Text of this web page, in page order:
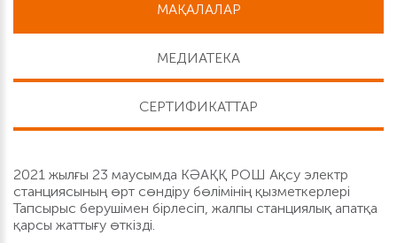
МАҚАЛАЛАР
МЕДИАТЕКА
СЕРТИФИКАТТАР
2021 жылғы 23 маусымда КӘАҚҚ РОШ Ақсу электр
станциясының өрт сөндіру бөлімінің қызметкерлері
Тапсырыс берушімен бірлесіп, жалпы станциялық апатқа
қарсы жаттығу өткізді.